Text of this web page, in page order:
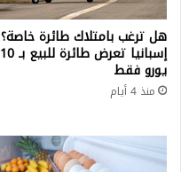
هل ترغب بامتلاك طائرة خاصة؟
إسبانيا تعرض طائرة للبيع بـ 10
يورو فقط
منذ 4 أيام